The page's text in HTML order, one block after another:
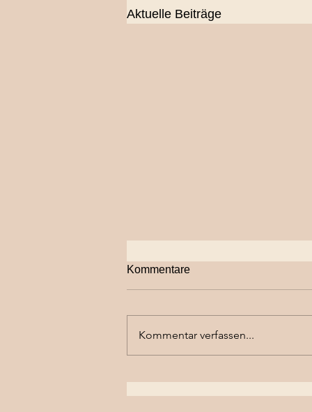
Aktuelle Beiträge
7.August 2023
Kommentare
Kommentar verfassen...